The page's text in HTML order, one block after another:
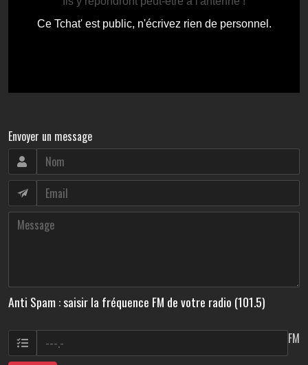
Envoyer un message
Anti Spam : saisir la fréquence FM de votre radio (101.5)
FM